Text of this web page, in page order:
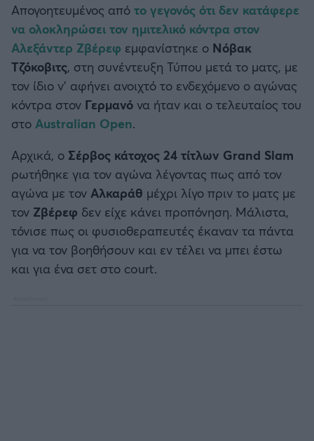
Καλαμάτα
Ηρακλής
Μπαρτσελόνα
Ρεάλ Μαδρίτης
Ατλέτικο Μαδρίτης
Μάντσεστερ Γιουνάιτεντ
Μάντσεστερ Σίτι
Απογοητευμένος από το γεγονός ότι δεν κατάφερε
να ολοκληρώσει τον ημιτελικό κόντρα στον
Αλεξάντερ Ζβέρεφ εμφανίστηκε ο Νόβακ
Τζόκοβιτς, στη συνέντευξη Τύπου μετά το ματς, με
τον ίδιο ν' αφήνει ανοιχτό το ενδεχόμενο ο αγώνας
κόντρα στον Γερμανό να ήταν και ο τελευταίος του
στο Australian Open.
Αρχικά, ο Σέρβος κάτοχος 24 τίτλων Grand Slam
ρωτήθηκε για τον αγώνα λέγοντας πως από τον
αγώνα με τον Αλκαράθ μέχρι λίγο πριν το ματς με
τον Ζβέρεφ δεν είχε κάνει προπόνηση. Μάλιστα,
τόνισε πως οι φυσιοθεραπευτές έκαναν τα πάντα
για να τον βοηθήσουν και εν τέλει να μπει έστω
και για ένα σετ στο court.